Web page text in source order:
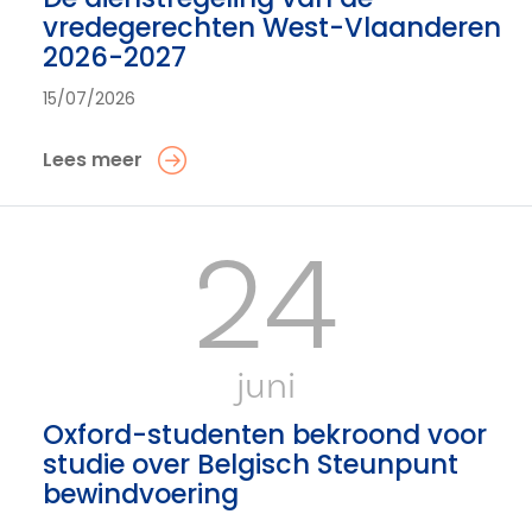
vredegerechten West-Vlaanderen
2026-2027
15/07/2026
Lees meer
24
juni
Oxford-studenten bekroond voor
studie over Belgisch Steunpunt
bewindvoering